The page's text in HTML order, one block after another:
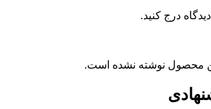
درج کنید.
محصول نوشته نشده است.